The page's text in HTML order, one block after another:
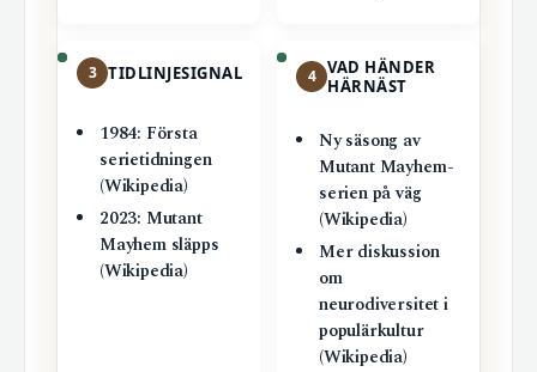
3 TIDLINJESIGNAL
1984: Första
serietidningen
(Wikipedia)
2023: Mutant
Mayhem släpps
(Wikipedia)
4 VAD HÄNDER
HÄRNÄST
Ny säsong av
Mutant Mayhem-
serien på väg
(Wikipedia)
Mer diskussion
om
neurodiversitet i
populärkultur
(Wikipedia)